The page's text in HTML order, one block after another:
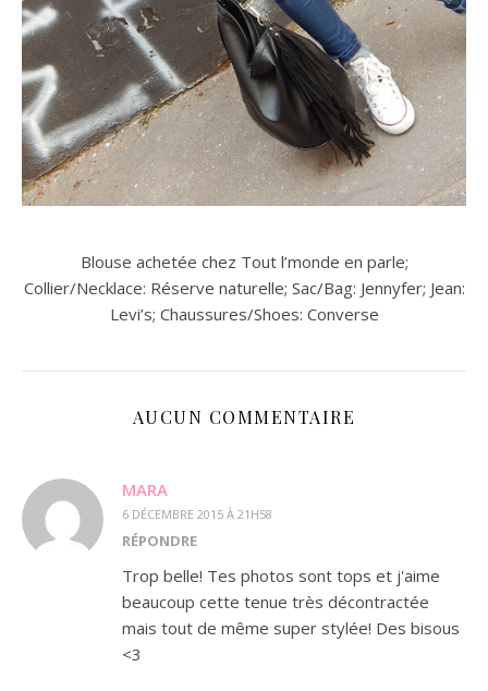
Blouse achetée chez Tout l’monde en parle;
Collier/Necklace: Réserve naturelle; Sac/Bag: Jennyfer; Jean:
Levi’s; Chaussures/Shoes: Converse
AUCUN COMMENTAIRE
MARA
6 DÉCEMBRE 2015 À 21H58
RÉPONDRE
Trop belle! Tes photos sont tops et j'aime
beaucoup cette tenue très décontractée
mais tout de même super stylée! Des bisous
<3